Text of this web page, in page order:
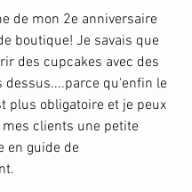
de mon 2e anniversaire
boutique! Je savais que
des cupcakes avec des
dessus....parce qu'enfin le
plus obligatoire et je peux
clients une petite
en guide de